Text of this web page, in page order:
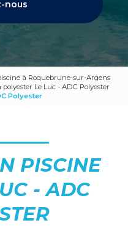
nous
à Roquebrune-sur-Argens
Le Luc - ADC Polyester
Polyester
PISCINE
- ADC